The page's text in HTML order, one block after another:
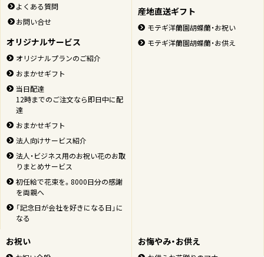
よくある質問
お問い合せ
オリジナルサービス
オリジナルプランのご紹介
おまかせギフト
当日配達
12時までのご注文なら即日中に配
達
おまかせギフト
法人向けサービス紹介
法人・ビジネス用のお祝い花のお取
りまとめサービス
初任給で花束を。8000日分の感謝
を両親へ
「記念日が会社を好きになる日」に
なる
産地直送ギフト
モテギ洋蘭園胡蝶蘭・お祝い
モテギ洋蘭園胡蝶蘭・お供え
お祝い お悔やみ・お供え